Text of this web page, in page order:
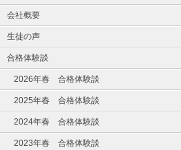
会社概要
生徒の声
合格体験談
2026年春 合格体験談
2025年春 合格体験談
2024年春 合格体験談
2023年春 合格体験談